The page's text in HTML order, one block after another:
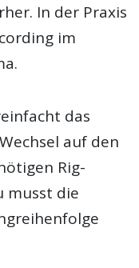
In der Praxis
im
das
auf den
Rig-
musst die